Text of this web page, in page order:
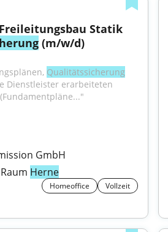
(m/w/d)
Qualitätssicherung
Dienstleister erarbeiteten
GmbH
Herne
Homeoffice Vollzeit